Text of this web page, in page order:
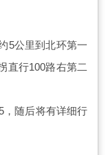
5公里到北环第一
直行100路右第二
，随后将有详细行